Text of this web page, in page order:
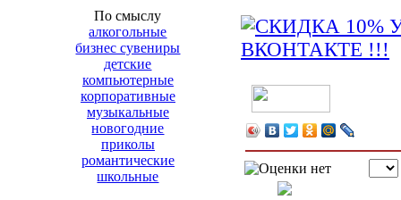
По смыслу
алкогольные
бизнес сувениры
детские
компьютерные
корпоративные
музыкальные
новогодние
приколы
романтические
школьные